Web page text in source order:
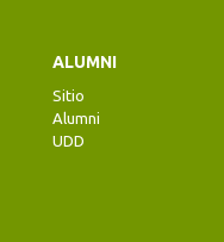
ALUMNI
Sitio
Alumni
UDD